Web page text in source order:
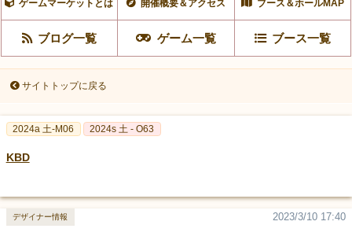
ゲームマーケットとは 開催概要＆アクセス ブース＆ホールMAP
ブログ一覧 ゲーム一覧 ブース一覧
サイトトップに戻る
2024a 土-M06 2024s 土 - O63
KBD
2023/3/10 17:40
デザイナー情報